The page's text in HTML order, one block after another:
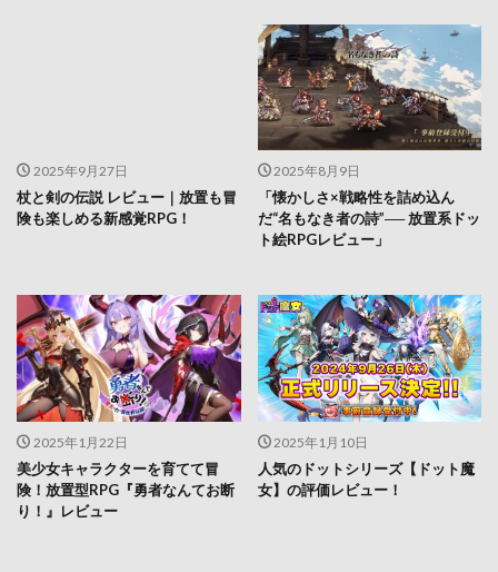
2025年9月27日
杖と剣の伝説 レビュー｜放置も冒
険も楽しめる新感覚RPG！
2025年8月9日
「懐かしさ×戦略性を詰め込ん
だ“名もなき者の詩”── 放置系ドッ
ト絵RPGレビュー」
2025年1月22日
美少女キャラクターを育てて冒
険！放置型RPG『勇者なんてお断
り！』レビュー
2025年1月10日
人気のドットシリーズ【ドット魔
女】の評価レビュー！